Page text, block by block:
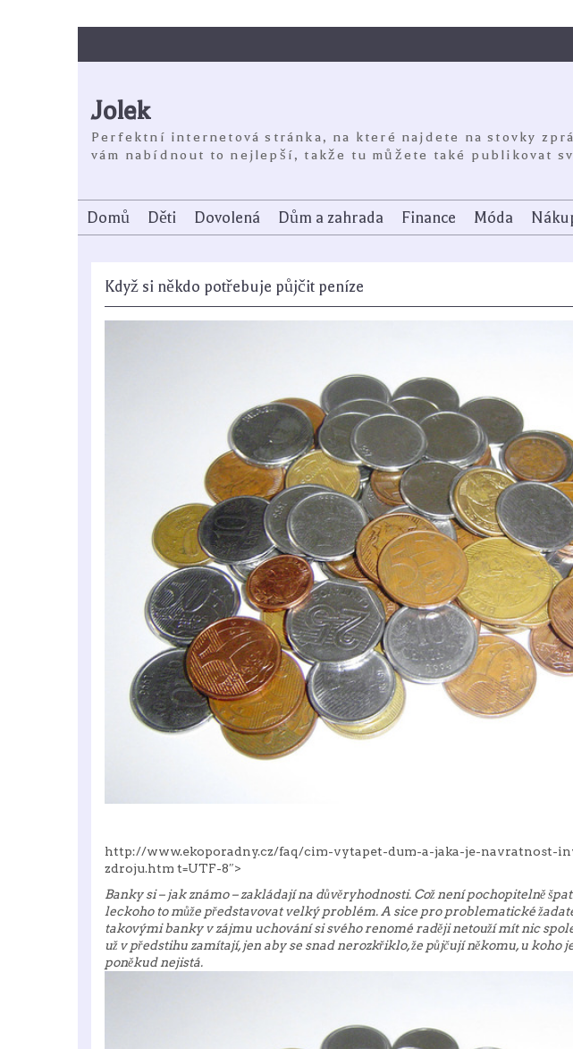
Jolek
Perfektní internetová stránka, na které najdete na stovky
vám nabídnout to nejlepší, takže tu můžete také publikovat
Domů Děti Dovolená Dům a zahrada Finance Móda
Když si někdo potřebuje půjčit peníze
http://www.ekoporadny.cz/faq/cim-vytapet-dum-a-jaka-je-navratnost-
zdroju.htm t=UTF-8″>
Banky si – jak známo – zakládají na důvěryhodnosti. Což není pochopitelně
leckoho to může představovat velký problém. A sice pro problematické
takovými banky v zájmu uchování si svého renomé raději netouží mít nic
už v předstihu zamítají, jen aby se snad nerozkřiklo, že půjčují někomu, u koho
poněkud nejistá.